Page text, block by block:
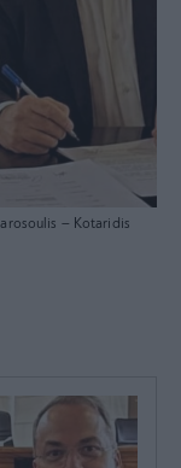
– Kotaridis